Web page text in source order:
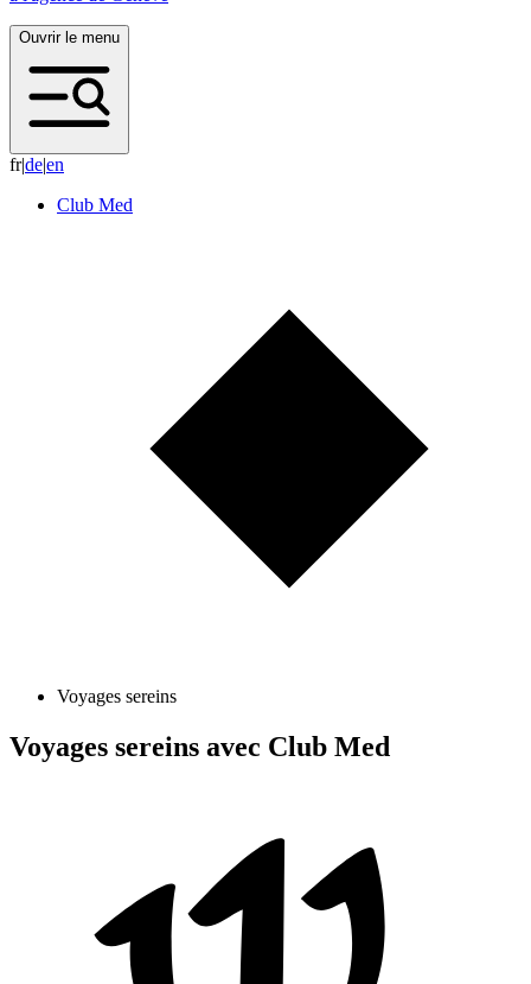
Ouvrir le menu
fr|de|en
Club Med
Voyages sereins
Voyages sereins avec Club Med